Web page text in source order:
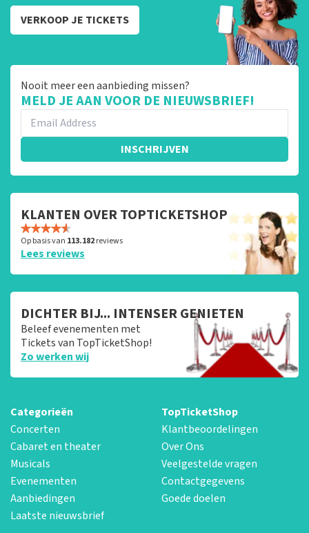
VERKOOP JE TICKETS
Nooit meer een aanbieding missen?
MELD JE AAN VOOR DE NIEUWSBRIEF!
INSCHRIJVEN
KLANTEN OVER TOPTICKETSHOP
Op basis van 113.182reviews
Lees reviews
DICHTER BIJ... INTENSER GENIETEN
Beleef evenementen met
Tickets van TopTicketShop!
Zo werken wij
Categorieën
Concerten
Cabaret en theater
Musicals
Evenementen
Aanbiedingen
Laatste nieuwsbrief
TopTicketShop
Klantbeoordelingen
Over Ons
Veelgestelde vragen
Contactgegevens
Goede doelen